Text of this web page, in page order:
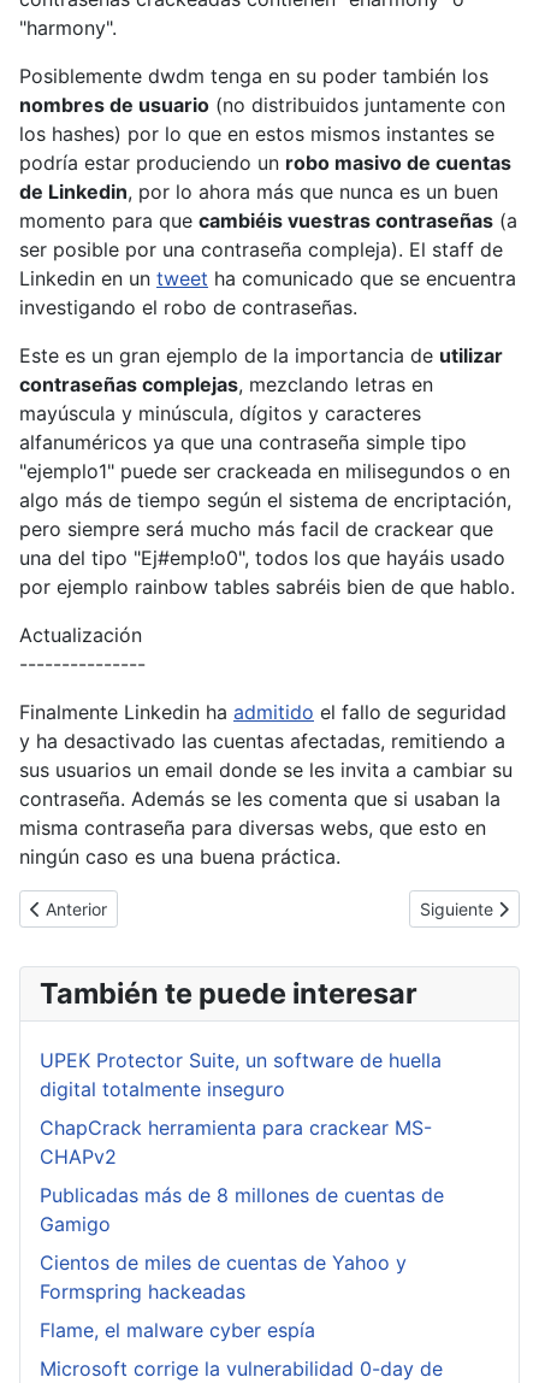
"harmony".
Posiblemente dwdm tenga en su poder también los
nombres de usuario (no distribuidos juntamente con
los hashes) por lo que en estos mismos instantes se
podría estar produciendo un robo masivo de cuentas
de Linkedin, por lo ahora más que nunca es un buen
momento para que cambiéis vuestras contraseñas (a
ser posible por una contraseña compleja). El staff de
Linkedin en un tweet ha comunicado que se encuentra
investigando el robo de contraseñas.
Este es un gran ejemplo de la importancia de utilizar
contraseñas complejas, mezclando letras en
mayúscula y minúscula, dígitos y caracteres
alfanuméricos ya que una contraseña simple tipo
"ejemplo1" puede ser crackeada en milisegundos o en
algo más de tiempo según el sistema de encriptación,
pero siempre será mucho más facil de crackear que
una del tipo "Ej#emp!o0", todos los que hayáis usado
por ejemplo rainbow tables sabréis bien de que hablo.
Actualización
---------------
Finalmente Linkedin ha admitido el fallo de seguridad
y ha desactivado las cuentas afectadas, remitiendo a
sus usuarios un email donde se les invita a cambiar su
contraseña. Además se les comenta que si usaban la
misma contraseña para diversas webs, que esto en
ningún caso es una buena práctica.
Artículo anterior: Nuevo parche de seguridad de Adobe Flash
Anterior Artículo
Siguiente
También te puede interesar
UPEK Protector Suite, un software de huella
digital totalmente inseguro
ChapCrack herramienta para crackear MS-
CHAPv2
Publicadas más de 8 millones de cuentas de
Gamigo
Cientos de miles de cuentas de Yahoo y
Formspring hackeadas
Flame, el malware cyber espía
Microsoft corrige la vulnerabilidad 0-day de